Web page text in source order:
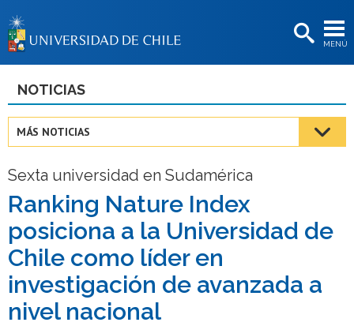
MENÚ
BIBLIOTECAS
Estudiantes
Académicas/os
Funcionarias/os
Egresadas/os
NOTICIAS
MÁS NOTICIAS
Sexta universidad en Sudamérica
Ranking Nature Index
posiciona a la Universidad de
Chile como líder en
investigación de avanzada a
nivel nacional